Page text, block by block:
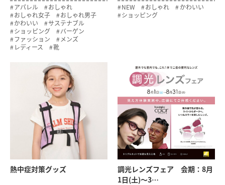
アパレル
おしゃれ
おしゃれ女子
おしゃれ男子
かわいい
サステナブル
ショッピング
バーゲン
ファッション
メンズ
レディース
靴
NEW
おしゃれ
かわいい
ショッピング
熱中症対策グッズ
調光レンズフェア 会期：8月
1日(土)～3…